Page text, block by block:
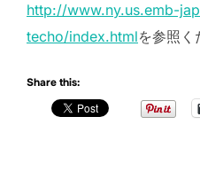
http://www.ny.us.emb-
techo/index.htmlを参照く
Share this: